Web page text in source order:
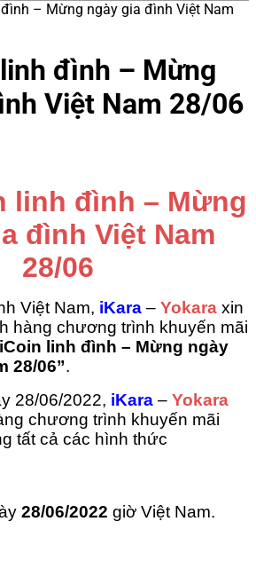
– Mừng ngày gia đình Việt Nam
đình – Mừng
Việt Nam 28/06
linh đình – Mừng
đình Việt Nam
28/06
Việt Nam, iKara – Yokara xin
hàng chương trình khuyến mãi
linh đình – Mừng ngày
28/06”.
28/06/2022, iKara – Yokara
chương trình khuyến mãi
tất cả các hình thức
28/06/2022 giờ Việt Nam.